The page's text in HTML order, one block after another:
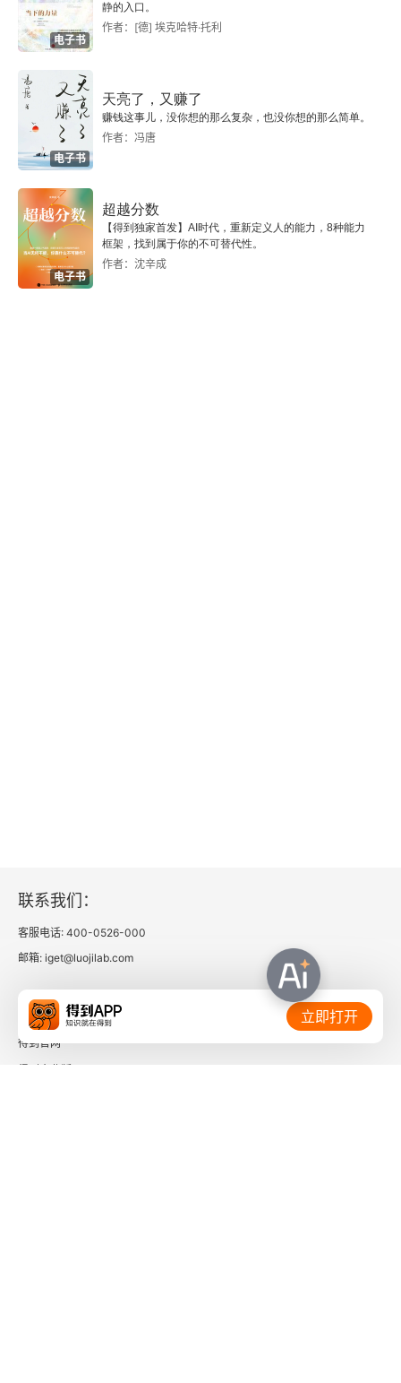
0. 客户的欲望有两种：一种是意识到的需求，一种
是下意识的需求（下意识的需求全部来自右脑。右
脑是感知、感觉，是可以根据当时所处的情景、所
面对的人而发生彻底的改变的。）11. 中国教育给中
国国民一个特殊的缺陷，就是缺乏独立的判断意
识，容易受到预先设计的、步步为营的结构性问话
的诱导，从而不知不觉走向流程设计者布下的阵
势，受其摆布。缺乏理性的左脑思考习惯的后果就
是被高超的谋略战胜 12. 习惯意识完全是右脑控制
的内容。当一个人无数次重复自己一定会成功之
电子书
静的入口。
作者：[德] 埃克哈特·托利
电子书
天亮了，又赚了
赚钱这事儿，没你想的那么复杂，也没你想的那么简单。
作者：冯唐
电子书
超越分数
【得到独家首发】AI时代，重新定义人的能力，8种能力
框架，找到属于你的不可替代性。
作者：沈辛成
联系我们：
客服电话: 400-0526-000
邮箱: iget@luojilab.com
相关链接：
得到官网
立即打开